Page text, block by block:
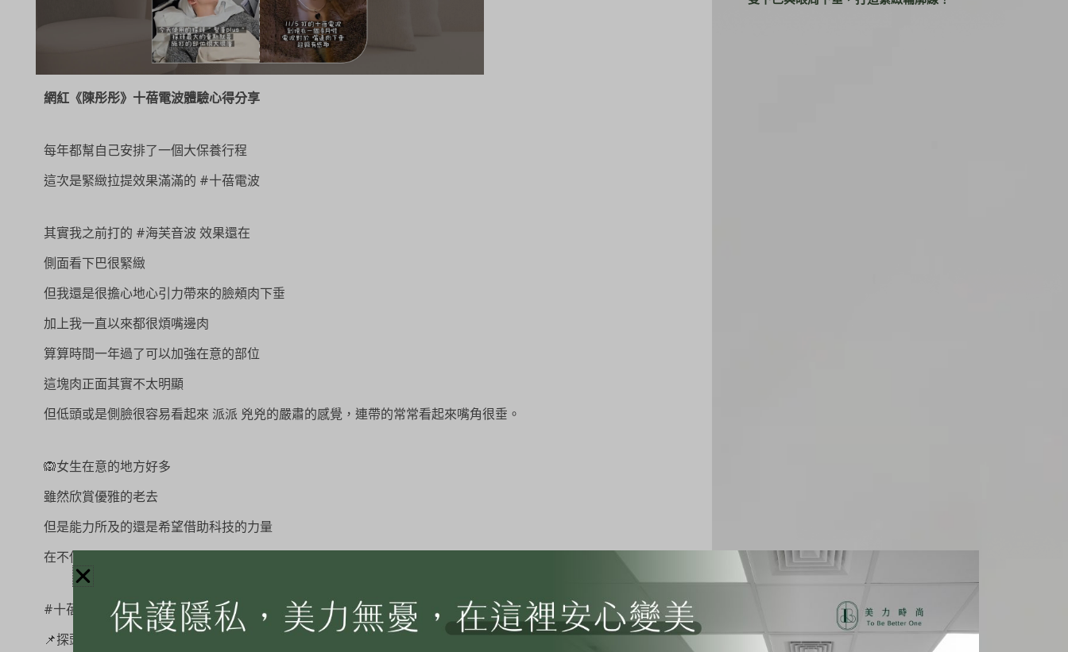
網紅《陳彤彤》十蓓電波體驗心得分享
每年都幫自己安排了一個大保養行程
這次是緊緻拉提效果滿滿的 #十蓓電波
其實我之前打的 #海芙音波 效果還在
側面看下巴很緊緻
但我還是很擔心地心引力帶來的臉頰肉下垂
加上我一直以來都很煩嘴邊肉
算算時間一年過了可以加強在意的部位
這塊肉正面其實不太明顯
但低頭或是側臉很容易看起來 派派 兇兇的嚴肅的感覺，連帶的常常看起來嘴角很垂。
🙉女生在意的地方好多
雖然欣賞優雅的老去
但是能力所及的還是希望借助科技的力量
在不使用侵入式的情況下 讓自己優雅自然的暫緩時間的痕跡。
#十蓓電波 厲害的地方是
📌探頭大 ：每一發涵蓋面積都很廣